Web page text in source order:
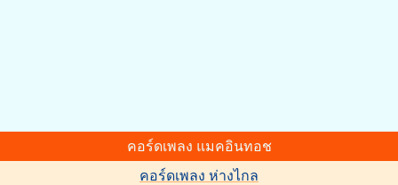
คอร์ดเพลง แมคอินทอช
คอร์ดเพลง ห่างไกล